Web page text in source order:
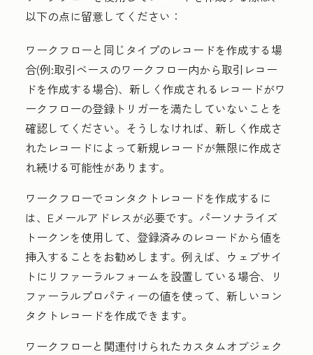
以下の点に留意してください：
ワークフローと同じタイプのレコードを作成する場
合(例:取引ベースのワークフロー内から取引レコー
ドを作成する場合)、新しく作成されるレコードがワ
ークフローの登録トリガーを満たしていないことを
確認してください。そうしなければ、新しく作成さ
れたレコードによって新規レコードが無限に作成さ
れ続ける可能性があります。
ワークフローでコンタクトレコードを作成するに
は、Eメールアドレスが必要です。パーソナライズ
トークンを使用して、登録済みのレコードから値を
挿入することをお勧めします。例えば、ウェブサイ
トにリファーラルフォームを設置している場合、リ
ファーラルプロパティーの値を使って、新しいコン
タクトレコードを作成できます。
ワークフローと関連付けられたカスタムオブジェク